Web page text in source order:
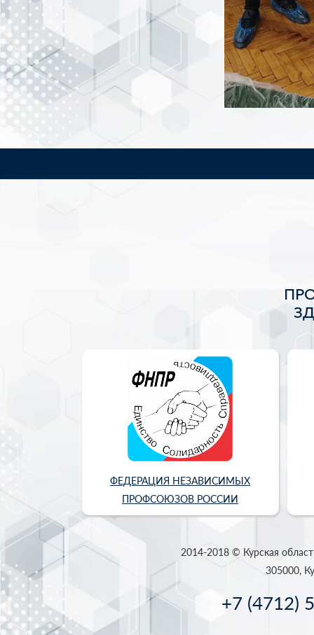
ФЕДЕРАЦИЯ НЕЗАВИСИМЫХ
ПРОФСОЮЗОВ РОССИИ
2014-2018 © Курская
305000,
+7 (4712)